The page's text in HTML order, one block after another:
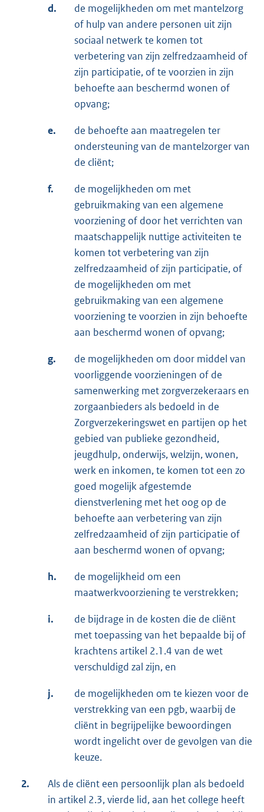
d.
de mogelijkheden om met mantelzorg
of hulp van andere personen uit zijn
sociaal netwerk te komen tot
verbetering van zijn zelfredzaamheid of
zijn participatie, of te voorzien in zijn
behoefte aan beschermd wonen of
opvang;
e.
de behoefte aan maatregelen ter
ondersteuning van de mantelzorger van
de cliënt;
f.
de mogelijkheden om met
gebruikmaking van een algemene
voorziening of door het verrichten van
maatschappelijk nuttige activiteiten te
komen tot verbetering van zijn
zelfredzaamheid of zijn participatie, of
de mogelijkheden om met
gebruikmaking van een algemene
voorziening te voorzien in zijn behoefte
aan beschermd wonen of opvang;
g.
de mogelijkheden om door middel van
voorliggende voorzieningen of de
samenwerking met zorgverzekeraars en
zorgaanbieders als bedoeld in de
Zorgverzekeringswet en partijen op het
gebied van publieke gezondheid,
jeugdhulp, onderwijs, welzijn, wonen,
werk en inkomen, te komen tot een zo
goed mogelijk afgestemde
dienstverlening met het oog op de
behoefte aan verbetering van zijn
zelfredzaamheid of zijn participatie of
aan beschermd wonen of opvang;
h.
de mogelijkheid om een
maatwerkvoorziening te verstrekken;
i.
de bijdrage in de kosten die de cliënt
met toepassing van het bepaalde bij of
krachtens artikel 2.1.4 van de wet
verschuldigd zal zijn, en
j.
de mogelijkheden om te kiezen voor de
verstrekking van een pgb, waarbij de
cliënt in begrijpelijke bewoordingen
wordt ingelicht over de gevolgen van die
keuze.
2.
Als de cliënt een persoonlijk plan als bedoeld
in artikel 2.3, vierde lid, aan het college heeft